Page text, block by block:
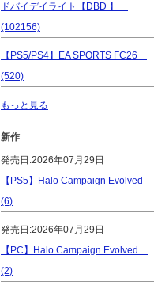
ドバイデイライト【DBD 】
(102156)
【PS5/PS4】EA SPORTS FC26
(520)
もっと見る
新作
発売日:2026年07月29日
【PS5】Halo Campaign Evolved
(6)
発売日:2026年07月29日
【PC】Halo Campaign Evolved
(2)